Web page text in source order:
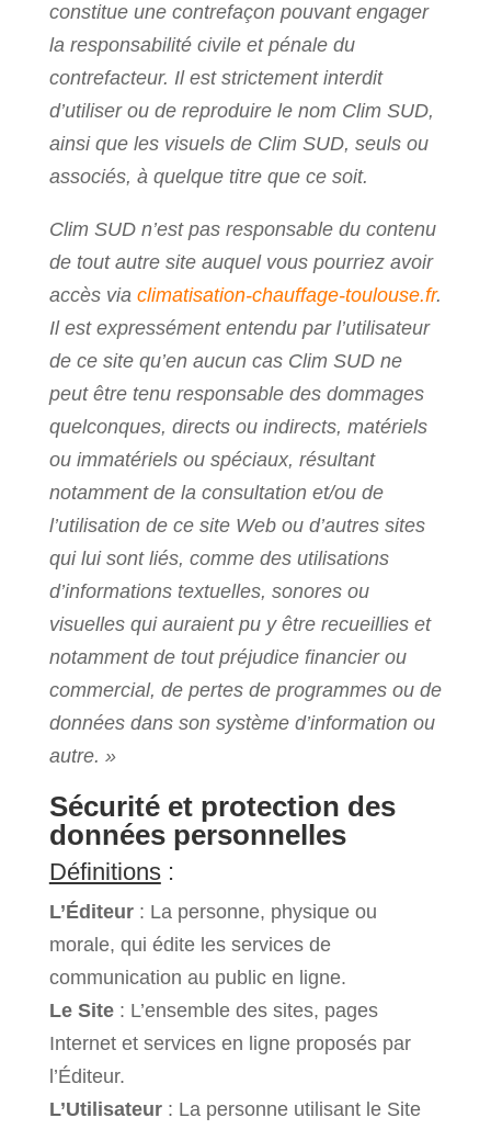
constitue une contrefaçon pouvant engager
la responsabilité civile et pénale du
contrefacteur. Il est strictement interdit
d’utiliser ou de reproduire le nom Clim SUD,
ainsi que les visuels de Clim SUD, seuls ou
associés, à quelque titre que ce soit.
Clim SUD n’est pas responsable du contenu
de tout autre site auquel vous pourriez avoir
accès via climatisation-chauffage-toulouse.fr.
Il est expressément entendu par l’utilisateur
de ce site qu’en aucun cas Clim SUD ne
peut être tenu responsable des dommages
quelconques, directs ou indirects, matériels
ou immatériels ou spéciaux, résultant
notamment de la consultation et/ou de
l’utilisation de ce site Web ou d’autres sites
qui lui sont liés, comme des utilisations
d’informations textuelles, sonores ou
visuelles qui auraient pu y être recueillies et
notamment de tout préjudice financier ou
commercial, de pertes de programmes ou de
données dans son système d’information ou
autre. »
Sécurité et protection des
données personnelles
Définitions:
L’Éditeur: La personne, physique ou
morale, qui édite les services de
communication au public en ligne.
Le Site: L’ensemble des sites, pages
Internet et services en ligne proposés par
l’Éditeur.
L’Utilisateur: La personne utilisant le Site